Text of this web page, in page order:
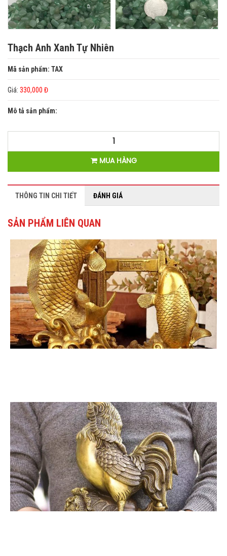
Thạch Anh Xanh Tự Nhiên
Mã sản phẩm: TAX
Giá: 330,000 Đ
Mô tả sản phẩm:
MUA HÀNG
THÔNG TIN CHI TIẾT ĐÁNH GIÁ
SẢN PHẨM LIÊN QUAN